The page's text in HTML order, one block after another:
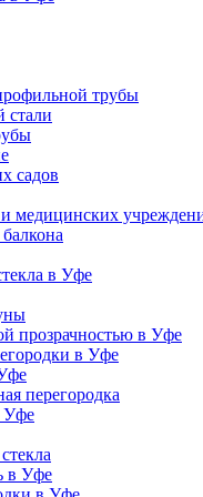
трубы
стали
садов
медицинских
в Уфе
прозрачностью в Уфе
в Уфе
перегородка
Уфе
в Уфе